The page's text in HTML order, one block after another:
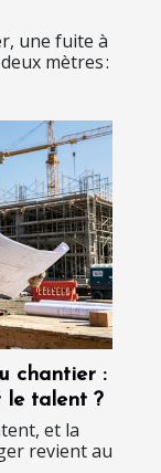
une fuite à
mètres :
chantier :
le talent ?
et la
revient au